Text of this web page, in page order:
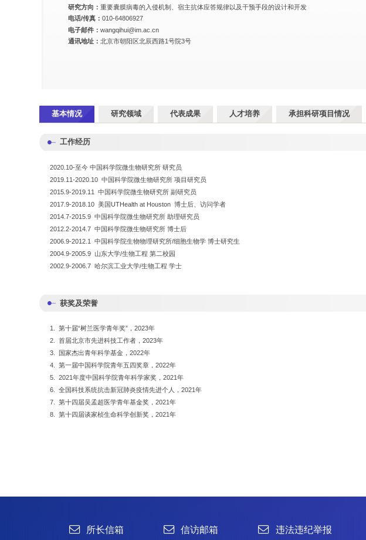
研究方向：重要囊膜病毒的入侵机制、宿主抗体应答规律以及干预手段的设计和开发
电话/传真：010-64806927
电子邮件：wangqihui@im.ac.cn
通讯地址：北京市朝阳区北辰西路1号院3号
基本情况 研究领域 代表成果 人才培养 承担科研项目情况
工作经历
2020.10-至今 中国科学院微生物研究所 研究员
2019.11-2020.10 中国科学院微生物研究所 项目研究员
2015.9-2019.11 中国科学院微生物研究所 副研究员
2017.9-2018.10 美国UTHealth at Houston 博士后、访问学者
2014.7-2015.9 中国科学院微生物研究所 助理研究员
2012.2-2014.7 中国科学院微生物研究所 博士后
2006.9-2012.1 中国科学院生物物理研究所/细胞生物学 博士研究生
2004.9-2005.9 山东大学/生物工程 第二校园
2002.9-2006.7 哈尔滨工业大学/生物工程 学士
获奖及荣誉
1. 第十届“树兰医学青年奖”，2023年
2. 首届北京市先进科技工作者，2023年
3. 国家杰出青年科学基金，2022年
4. 第一届中国科学院青年五四奖章，2022年
5. 2021年度中国科学院青年科学家奖，2021年
6. 全国科技系统抗击新冠肺炎疫情先进个人，2021年
7. 第十四届吴孟超医学青年基金奖，2021年
8. 第十四届谈家桢生命科学创新奖，2021年
所长信箱 信访邮箱